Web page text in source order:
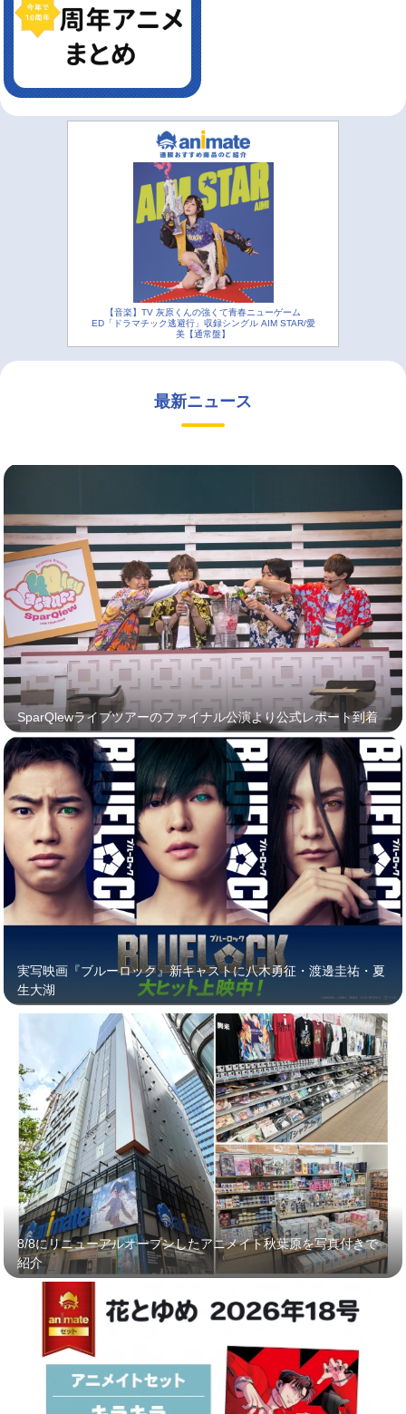
【音楽】TV 灰原くんの強くて青春ニューゲーム
ED「ドラマチック逃避行」収録シングル AIM STAR/愛
美【通常盤】
最新ニュース
SparQlewライブツアーのファイナル公演より公式レポート到着
実写映画『ブルーロック』新キャストに八木勇征・渡邊圭祐・夏
生大湖
8/8にリニューアルオープンしたアニメイト秋葉原を写真付きで
紹介